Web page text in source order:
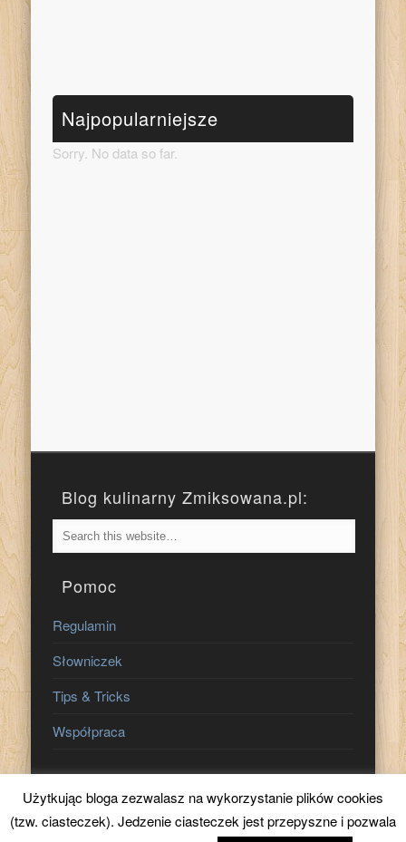
Najpopularniejsze
Sorry. No data so far.
Blog kulinarny Zmiksowana.pl:
Pomoc
Regulamin
Słowniczek
Tips & Tricks
Współpraca
Znajdź nas na:
Użytkując bloga zezwalasz na wykorzystanie plików cookies
(tzw. ciasteczek). Jedzenie ciasteczek jest przepyszne i pozwala